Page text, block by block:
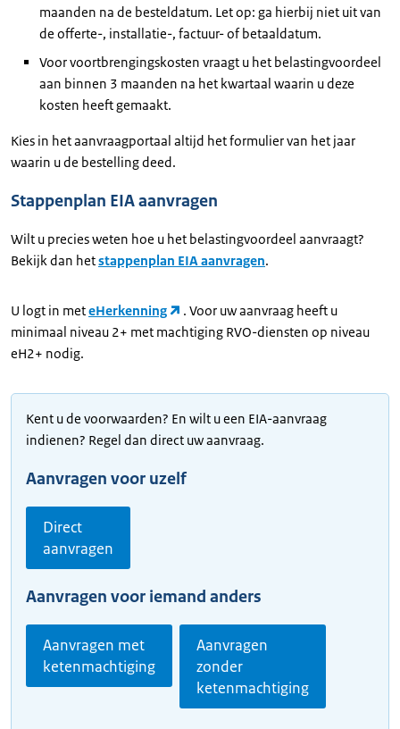
maanden na de besteldatum. Let op: ga hierbij niet uit van
de offerte-, installatie-, factuur- of betaaldatum.
Voor voortbrengingskosten vraagt u het belastingvoordeel
aan binnen 3 maanden na het kwartaal waarin u deze
kosten heeft gemaakt.
Kies in het aanvraagportaal altijd het formulier van het jaar
waarin u de bestelling deed.
Stappenplan EIA aanvragen
Wilt u precies weten hoe u het belastingvoordeel aanvraagt?
Bekijk dan hetstappenplan EIA aanvragen.
U logt in meteHerkenning
. Voor uw aanvraag heeft u
minimaal niveau 2+ met machtiging RVO-diensten op niveau
eH2+ nodig.
Kent u de voorwaarden? En wilt u een EIA-aanvraag
indienen? Regel dan direct uw aanvraag.
Aanvragen voor uzelf
Direct
aanvragen
Aanvragen voor iemand anders
Aanvragen met
ketenmachtiging
Aanvragen
zonder
ketenmachtiging